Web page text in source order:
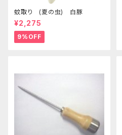
蚊取り (夏の虫) 白豚
¥2,275
9%OFF